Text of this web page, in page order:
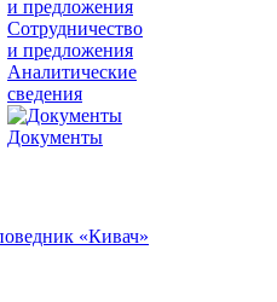
Сотрудничество
и предложения
Аналитические
сведения
Документы